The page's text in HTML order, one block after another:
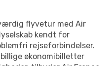
flyvetur med Air
kendt for
rejseforbindelser.
økonomibilletter